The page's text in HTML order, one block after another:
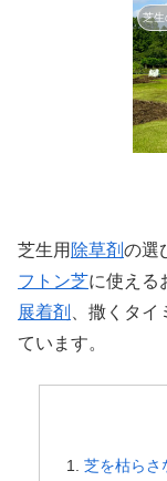
芝生
芝生用 除草剤の選
フトン芝に使える
展着剤
、撒くタ
ています。
芝を枯らさ